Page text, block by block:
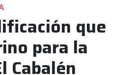
que
para la
Cabalén